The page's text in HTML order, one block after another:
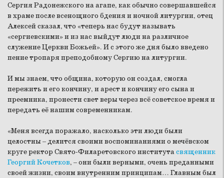
Сергия Радонежского на агапе, как обычно совершавшейся
в храме после всенощного бдения и ночной литургии, отец
Алексей сказал, что «теперь нас будут называть
«сергиевскими» и из нас выйдут люди на различное
служение Церкви Божьей». И с этого же дня было введено
пение тропаря преподобному Сергию на литургии.
И мы знаем, что община, которую он создал, смогла
пережить и его кончину, и арест и кончину его сына и
преемника, пронести свет веры через всё советское время и
передать её нашим современникам.
«Меня всегда поражало, насколько эти люди были
целостны – делится своими воспоминаниями о мечёвском
круге ректор Свято-Филаретовского институтасвященник
Георгий Кочетков, – они были верными, очень преданными
своей жизни, своим внутренним принципам… Главным был